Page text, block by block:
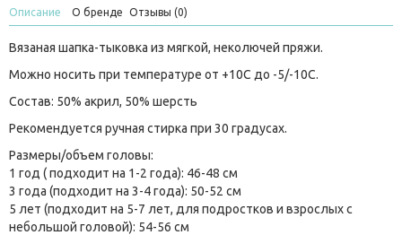
Описание О бренде Отзывы (0)
Вязаная шапка-тыковка из мягкой, неколючей пряжи.
Можно носить при температуре от +10C до -5/-10С.
Состав: 50% акрил, 50% шерсть
Рекомендуется ручная стирка при 30 градусах.
Размеры/объем головы:
1 год ( подходит на 1-2 года): 46-48 см
3 года (подходит на 3-4 года): 50-52 см
5 лет (подходит на 5-7 лет, для подростков и взрослых с
небольшой головой): 54-56 см